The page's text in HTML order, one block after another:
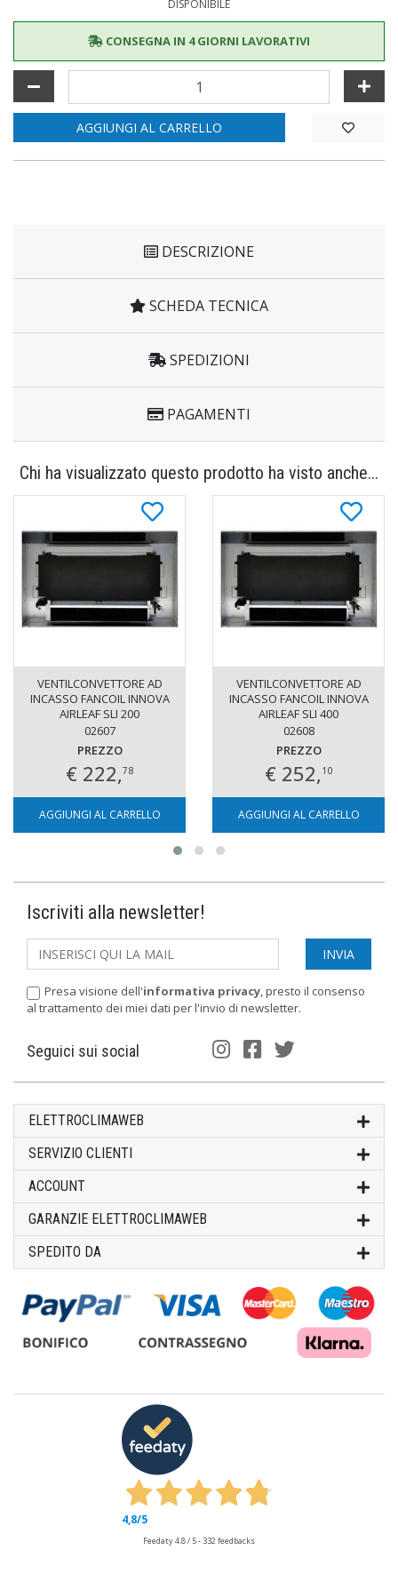
DISPONIBILE
CONSEGNA IN 4 GIORNI LAVORATIVI
AGGIUNGI AL CARRELLO
DESCRIZIONE
SCHEDA TECNICA
SPEDIZIONI
PAGAMENTI
Chi ha visualizzato questo prodotto ha visto anche...
VENTILCONVETTORE AD
INCASSO FANCOIL INNOVA
AIRLEAF SLI 200
02607
PREZZO
€ 222,78
AGGIUNGI AL CARRELLO
VENTILCONVETTORE AD
INCASSO FANCOIL INNOVA
AIRLEAF SLI 400
02608
PREZZO
€ 252,10
AGGIUNGI AL CARRELLO
Iscriviti alla newsletter!
Presa visione dell'informativa privacy, presto il consenso
al trattamento dei miei dati per l'invio di newsletter.
Seguici sui social
ELETTROCLIMAWEB
SERVIZIO CLIENTI
ACCOUNT
GARANZIE ELETTROCLIMAWEB
SPEDITO DA
4,8/5
Feedaty4.8/ 5- 332 feedbacks